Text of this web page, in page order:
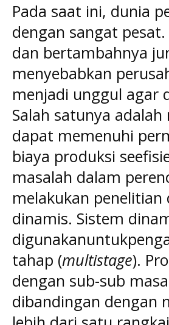
Pada saat ini, dunia
dengan sangat
dan bertambahnya
menyebabkan
menjadi unggul agar
Salah satunya
dapat memenuhi
biaya produksi
masalah dalam
melakukan
dinamis. Sistem
tahap (multistage).
dengan sub-sub
dibandingan dengan